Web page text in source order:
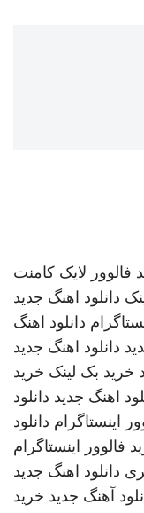
فالوور لایک کامنت
دانلود اهنگ جدید
دانلود اهنگ
دانلود اهنگ جدید
خرید بک لینک خرید
اهنگ جدید دانلود
اینستاگرام دانلود
فالوور اینستاگرام
دانلود اهنگ جدید
آهنگ جدید خرید